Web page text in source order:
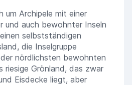
um Archipele mit einer
und auch bewohnter Inseln
selbstständigen
die Inselgruppe
nördlichsten bewohnten
riesige Grönland, das zwar
Eisdecke liegt, aber